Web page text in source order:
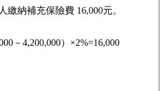
繳納補充保險費 16,000元。
－4,200,000）×2%=16,000